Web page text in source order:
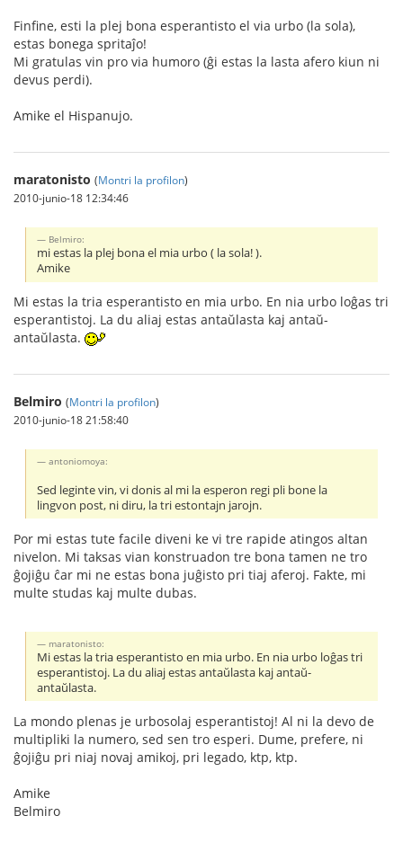
Finfine, esti la plej bona esperantisto el via urbo (la sola),
estas bonega spritaĵo!
Mi gratulas vin pro via humoro (ĝi estas la lasta afero kiun ni
devus perdi).
Amike el Hispanujo.
maratonisto (Montri la profilon)
2010-junio-18 12:34:46
Belmiro:
mi estas la plej bona el mia urbo ( la sola! ).
Amike
Mi estas la tria esperantisto en mia urbo. En nia urbo loĝas tri
esperantistoj. La du aliaj estas antaŭlasta kaj antaŭ-
antaŭlasta.
Belmiro (Montri la profilon)
2010-junio-18 21:58:40
antoniomoya:
Sed leginte vin, vi donis al mi la esperon regi pli bone la
lingvon post, ni diru, la tri estontajn jarojn.
Por mi estas tute facile diveni ke vi tre rapide atingos altan
nivelon. Mi taksas vian konstruadon tre bona tamen ne tro
ĝojiĝu ĉar mi ne estas bona juĝisto pri tiaj aferoj. Fakte, mi
multe studas kaj multe dubas.
maratonisto:
Mi estas la tria esperantisto en mia urbo. En nia urbo loĝas tri
esperantistoj. La du aliaj estas antaŭlasta kaj antaŭ-
antaŭlasta.
La mondo plenas je urbosolaj esperantistoj! Al ni la devo de
multipliki la numero, sed sen tro esperi. Dume, prefere, ni
ĝojiĝu pri niaj novaj amikoj, pri legado, ktp, ktp.
Amike
Belmiro